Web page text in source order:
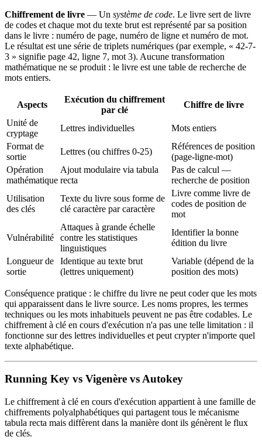
Chiffrement de livre — Un système de code. Le livre sert de livre
de codes et chaque mot du texte brut est représenté par sa position
dans le livre : numéro de page, numéro de ligne et numéro de mot.
Le résultat est une série de triplets numériques (par exemple, « 42-7-
3 » signifie page 42, ligne 7, mot 3). Aucune transformation
mathématique ne se produit : le livre est une table de recherche de
mots entiers.
Aspects
Exécution du chiffrement
par clé
Chiffre de livre
Unité de
cryptage
Lettres individuelles
Mots entiers
Format de
sortie
Lettres (ou chiffres 0-25)
Références de position
(page-ligne-mot)
Opération
mathématique
Ajout modulaire via tabula
recta
Pas de calcul —
recherche de position
Utilisation
des clés
Texte du livre sous forme de
clé caractère par caractère
Livre comme livre de
codes de position de
mot
Vulnérabilité
Attaques à grande échelle
contre les statistiques
linguistiques
Identifier la bonne
édition du livre
Longueur de
sortie
Identique au texte brut
(lettres uniquement)
Variable (dépend de la
position des mots)
Conséquence pratique : le chiffre du livre ne peut coder que les mots
qui apparaissent dans le livre source. Les noms propres, les termes
techniques ou les mots inhabituels peuvent ne pas être codables. Le
chiffrement à clé en cours d'exécution n'a pas une telle limitation : il
fonctionne sur des lettres individuelles et peut crypter n'importe quel
texte alphabétique.
Running Key vs Vigenère vs Autokey
Le chiffrement à clé en cours d'exécution appartient à une famille de
chiffrements polyalphabétiques qui partagent tous le mécanisme
tabula recta mais diffèrent dans la manière dont ils génèrent le flux
de clés.